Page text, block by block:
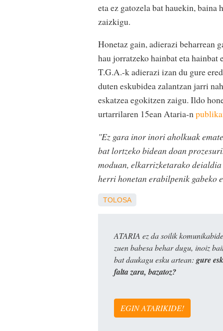
eta ez gatozela bat hauekin,
zaizkigu.
Honetaz gain, adierazi beharrean
hau jorratzeko hainbat eta hainbat
T.G.A.-k adierazi izan du gure
duten eskubidea zalantzan jarri
eskatzea egokitzen zaigu. Ildo
urtarrilaren 15ean Ataria-n
"Ez gara inor inori aholkuak
bat lortzeko bidean doan
moduan, elkarrizketarako
herri honetan erabilpenik gabeko
TOLOSA
ATARIA ez da soilik
zuen babesa behar dugu, inoiz
bat daukagu esku artean: gure
falta zara, bazatoz?
EGIN ATARIKIDE!